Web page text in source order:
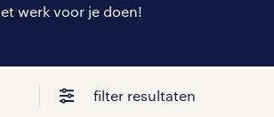
over randstad
werk voor je doen!
filter resultaten